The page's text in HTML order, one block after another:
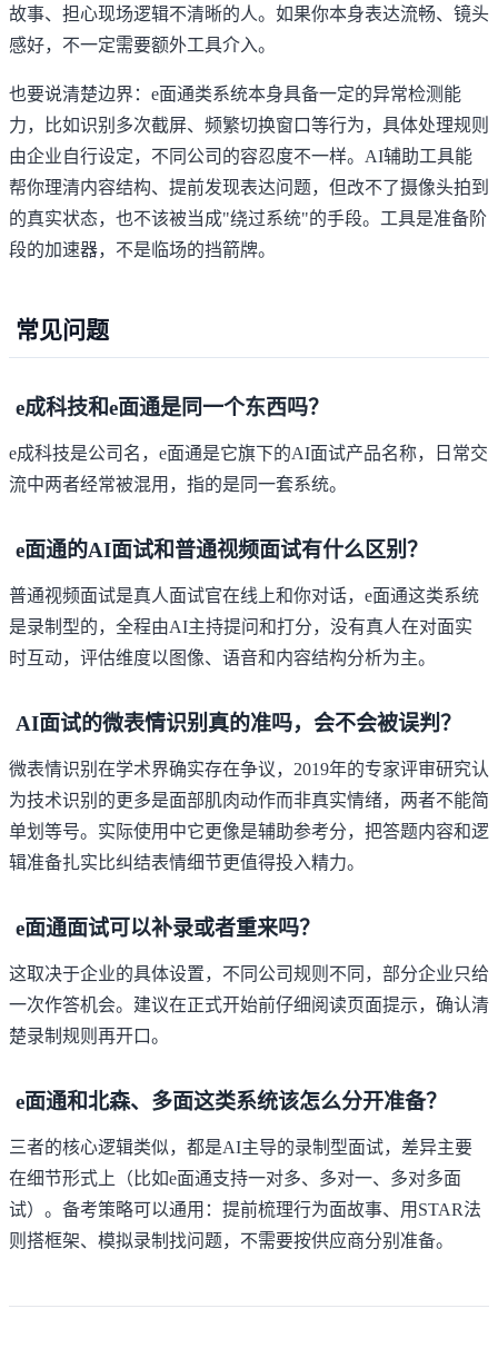
故事、担心现场逻辑不清晰的人。如果你本身表达流畅、镜头
感好，不一定需要额外工具介入。
也要说清楚边界：e面通类系统本身具备一定的异常检测能
力，比如识别多次截屏、频繁切换窗口等行为，具体处理规则
由企业自行设定，不同公司的容忍度不一样。AI辅助工具能
帮你理清内容结构、提前发现表达问题，但改不了摄像头拍到
的真实状态，也不该被当成"绕过系统"的手段。工具是准备阶
段的加速器，不是临场的挡箭牌。
常见问题
e成科技和e面通是同一个东西吗？
e成科技是公司名，e面通是它旗下的AI面试产品名称，日常交
流中两者经常被混用，指的是同一套系统。
e面通的AI面试和普通视频面试有什么区别？
普通视频面试是真人面试官在线上和你对话，e面通这类系统
是录制型的，全程由AI主持提问和打分，没有真人在对面实
时互动，评估维度以图像、语音和内容结构分析为主。
AI面试的微表情识别真的准吗，会不会被误判？
微表情识别在学术界确实存在争议，2019年的专家评审研究认
为技术识别的更多是面部肌肉动作而非真实情绪，两者不能简
单划等号。实际使用中它更像是辅助参考分，把答题内容和逻
辑准备扎实比纠结表情细节更值得投入精力。
e面通面试可以补录或者重来吗？
这取决于企业的具体设置，不同公司规则不同，部分企业只给
一次作答机会。建议在正式开始前仔细阅读页面提示，确认清
楚录制规则再开口。
e面通和北森、多面这类系统该怎么分开准备？
三者的核心逻辑类似，都是AI主导的录制型面试，差异主要
在细节形式上（比如e面通支持一对多、多对一、多对多面
试）。备考策略可以通用：提前梳理行为面故事、用STAR法
则搭框架、模拟录制找问题，不需要按供应商分别准备。